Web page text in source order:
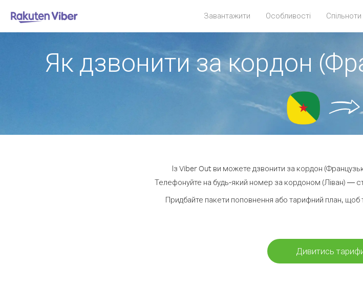
Завантажити Особливості Спільноти
Як дзвонити за кордон
Із Viber Out ви можете дзвонити за кордон
Телефонуйте на будь-який номер за кордоном (Ліван) —
Придбайте пакети поповнення або тарифний план,
Дивитись